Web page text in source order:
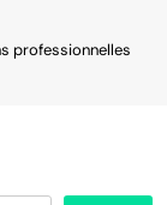
professionnelles